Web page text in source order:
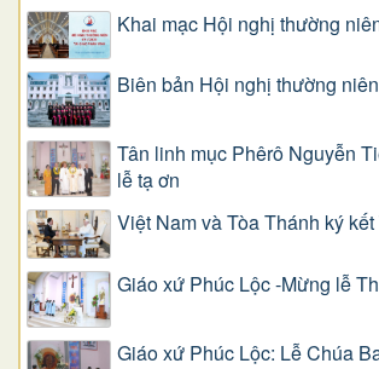
Khai mạc Hội nghị thường
Biên bản Hội nghị thường
Tân linh mục Phêrô Nguyễn
lễ tạ ơn
Việt Nam và Tòa Thánh ký
Giáo xứ Phúc Lộc -Mừng lễ
Giáo xứ Phúc Lộc: Lễ Chúa